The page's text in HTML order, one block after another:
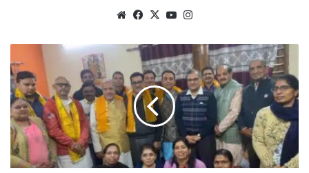
WebsiteFacebook
X YouTube
अंतर्राष्ट्रीय
पुष्टि
मार्गीय
वैष्णव
परिषद
की
बैठक
संपन्न दिसवाल
अध्यक्ष